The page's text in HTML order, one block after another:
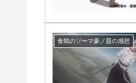
食戟のソーマ豪ノ皿の感想